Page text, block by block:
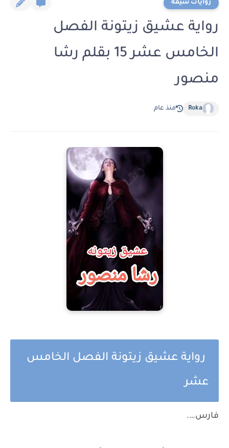
روايات شيقه
رواية عشيق زيتونة الفصل
الخامس عشر 15 بقلم رشا
منصور
Roka منذ عام
رواية عشيق زيتونة الفصل الخامس
عشر
فارس….